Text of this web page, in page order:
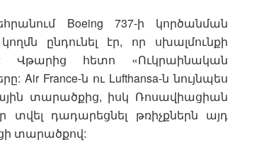
Boeing 737-ի կործանման
ընդունել էր, որ սխալմունքի
Վթարից հետո «Ուկրաինական
Air France-ն ու Lufthansa-ն նույնպես
տարածքից, իսկ Ռոսավիացիան
տվել դադարեցնել թռիչքներն այդ
տարածքով: